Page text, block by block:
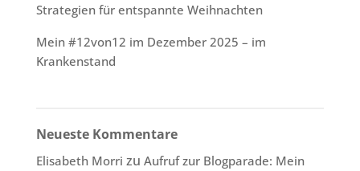
Strategien für entspannte Weihnachten
Mein #12von12 im Dezember 2025 – im
Krankenstand
Neueste Kommentare
Elisabeth Morri zu Aufruf zur Blogparade: Mein